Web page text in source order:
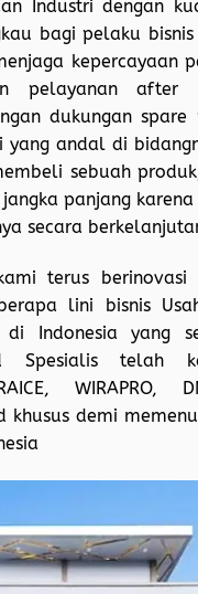
Industri dengan
bagi pelaku bisnis
kepercayaan
pelayanan after
dukungan
yang andal di
sebuah
panjang
secara
terus
lini bisnis
di Indonesia yang
Spesialis telah
WIRAPRO,
khusus demi